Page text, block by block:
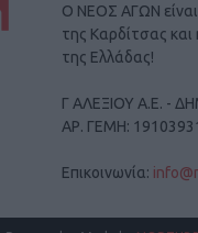
Ο ΝΕΟΣ ΑΓΩΝ
της Καρδίτσας
της Ελλάδας!
Γ ΑΛΕΞΙΟΥ Α.Ε. -
ΑΡ. ΓΕΜΗ:
Επικοινωνία: